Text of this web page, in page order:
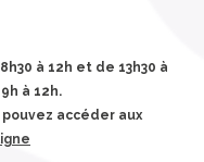
à 12h et de 13h30 à
à 12h.
accéder aux